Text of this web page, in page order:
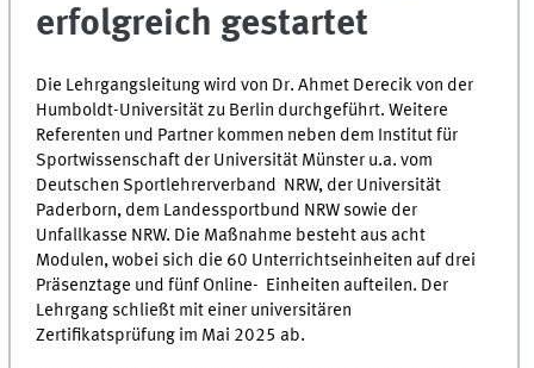
erfolgreich gestartet
Die Lehrgangsleitung wird von Dr. Ahmet Derecik von der
Humboldt-Universität zu Berlin durchgeführt. Weitere
Referenten und Partner kommen neben dem Institut für
Sportwissenschaft der Universität Münster u.a. vom
Deutschen Sportlehrerverband NRW, der Universität
Paderborn, dem Landessportbund NRW sowie der
Unfallkasse NRW. Die Maßnahme besteht aus acht
Modulen, wobei sich die 60 Unterrichtseinheiten auf drei
Präsenztage und fünf Online- Einheiten aufteilen. Der
Lehrgang schließt mit einer universitären
Zertifikatsprüfung im Mai 2025 ab.